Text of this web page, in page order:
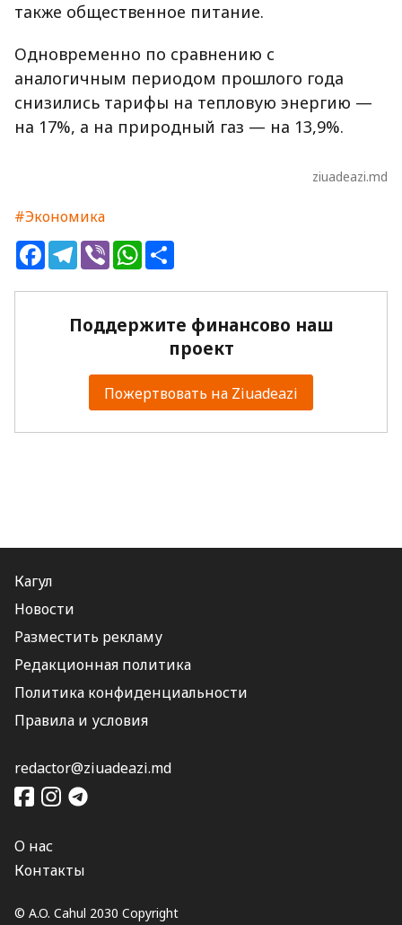
также общественное питание.
Одновременно по сравнению с
аналогичным периодом прошлого года
снизились тарифы на тепловую энергию —
на 17%, а на природный газ — на 13,9%.
ziuadeazi.md
#Экономика
FacebookTelegram
ViberWhatsApp
Поддержите финансово наш
проект
Пожертвовать на Ziuadeazi
© A.O. Cahul 2030 Copyright
Кагул
Новости
Разместить рекламу
Редакционная политика
Политика конфиденциальности
Правила и условия
redactor@ziuadeazi.md
О нас
Контакты